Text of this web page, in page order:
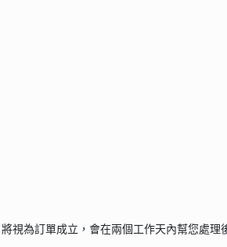
視為訂單成立，會在兩個工作天內幫您處理